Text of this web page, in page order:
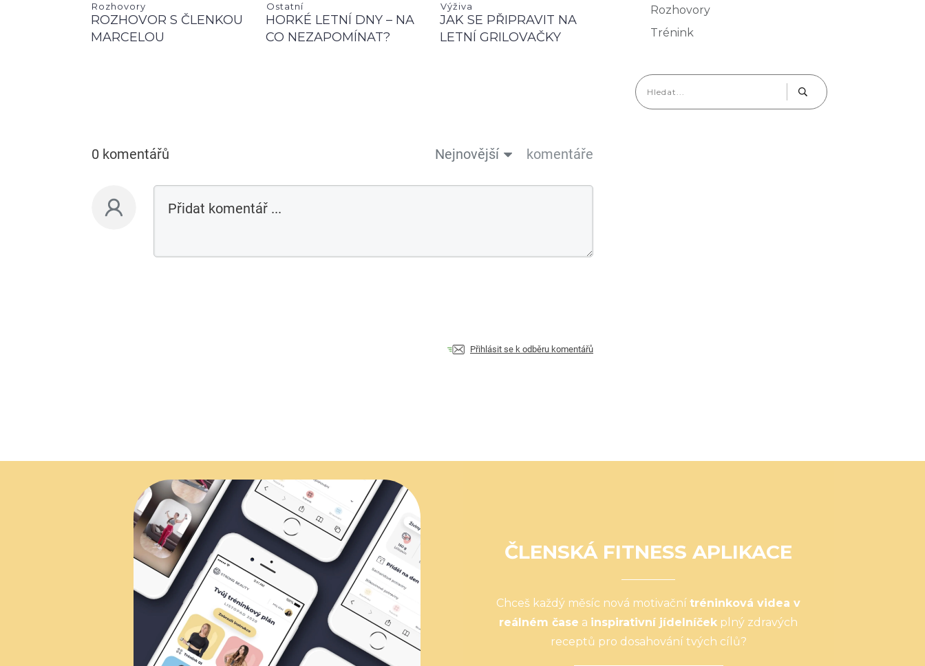
Rozhovory
ROZHOVOR S ČLENKOU
MARCELOU
Ostatní
HORKÉ LETNÍ DNY – NA
CO NEZAPOMÍNAT?
Výživa
JAK SE PŘIPRAVIT NA
LETNÍ GRILOVAČKY
0 komentářů Nejnovější komentáře
Přihlásit se k odběru komentářů
Rozhovory
Trénink
ČLENSKÁ FITNESS APLIKACE
Chceš každý měsíc nová motivační tréninková videa v
reálném čase a inspirativní jídelníček plný zdravých
receptů pro dosahování tvých cílů?